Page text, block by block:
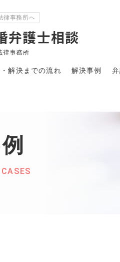
律事務所へ
解決 までの流れ 解決事例